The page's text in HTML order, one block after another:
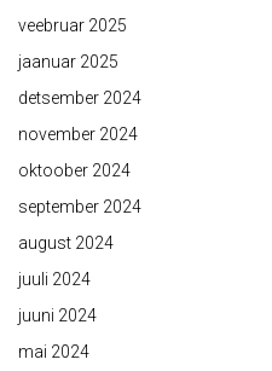
veebruar 2025
jaanuar 2025
detsember 2024
november 2024
oktoober 2024
september 2024
august 2024
juuli 2024
juuni 2024
mai 2024